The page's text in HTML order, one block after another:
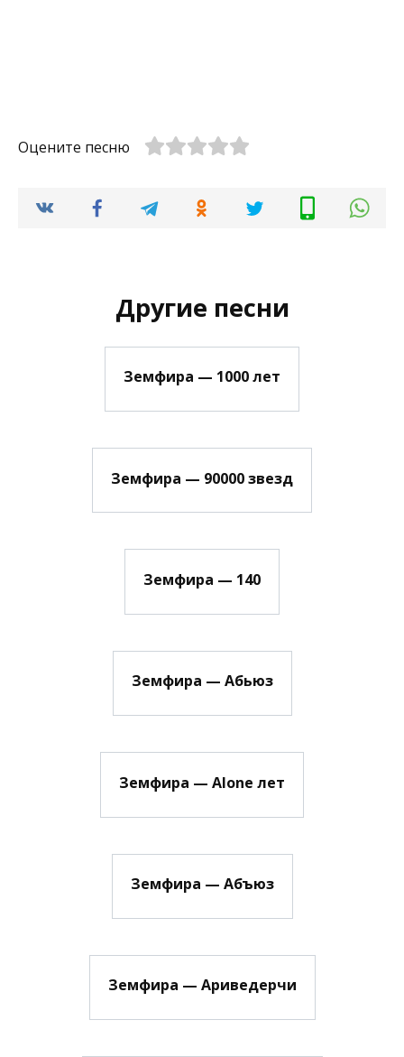
Оцените песню
Другие песни
Земфира — 1000 лет
Земфира — 90000 звезд
Земфира — 140
Земфира — Абьюз
Земфира — Alone лет
Земфира — Абъюз
Земфира — Ариведерчи